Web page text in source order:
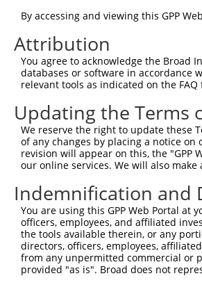
By accessing and viewing this GPP
Attribution
You agree to acknowledge the Broad
databases or software in accordance
relevant tools as indicated on the FAQ
Updating the Terms
We reserve the right to update these
of any changes by placing a notice
revision will appear on this, the "GPP
our online services. We will also
Indemnification and
You are using this GPP Web Portal
officers, employees, and affiliated
the tools available therein, or any
directors, officers, employees,
from any unpermitted commercial or
provided "as is". Broad does not